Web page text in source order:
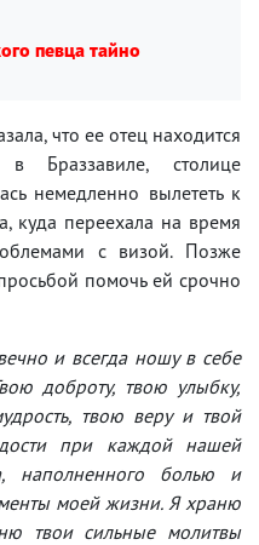
певца тайно
что ее отец находится
Браззавиле, столице
немедленно вылететь к
куда переехала на время
с визой. Позже
помочь ей срочно
и всегда ношу в себе
доброту, твою улыбку,
твою веру и твой
при каждой нашей
наполненного болью и
моей жизни. Я храню
твои сильные молитвы